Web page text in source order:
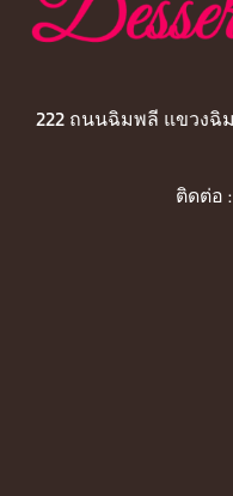
222 ถนนฉิมพลี แขวงฉิ
ติดต่อ :